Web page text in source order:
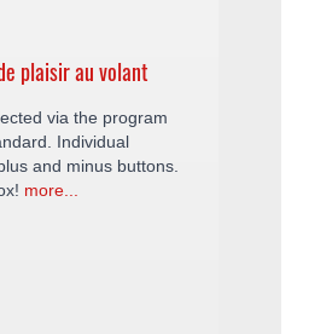
plaisir au volant
via the program
Individual
and minus buttons.
more...